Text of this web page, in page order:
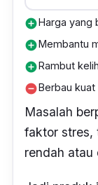
add_circleHarga yang
add_circleMembantu
add_circleRambut
remove_circleBerbau kuat
Masalah
faktor stres,
rendah atau